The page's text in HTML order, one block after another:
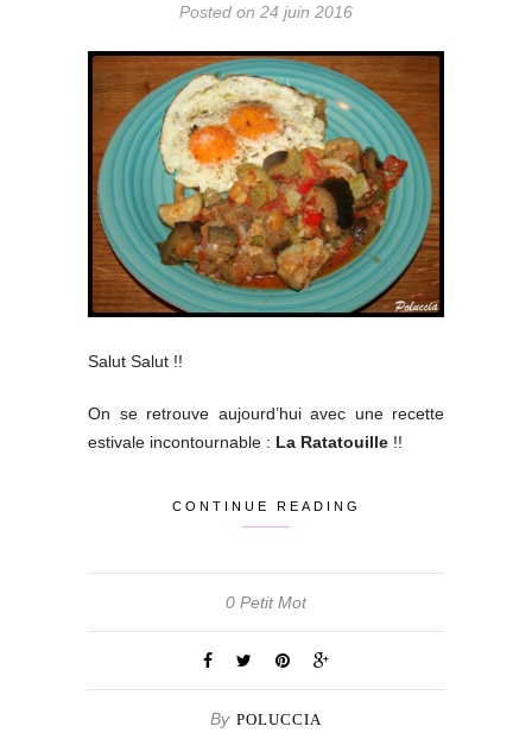
Posted on 24 juin 2016
Salut Salut !!
On se retrouve aujourd’hui avec une recette
estivale incontournable : La Ratatouille !!
CONTINUE READING
0 Petit Mot
By POLUCCIA